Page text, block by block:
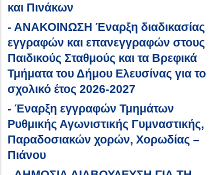
και Πινάκων
- ΑΝΑΚΟΙΝΩΣΗ Έναρξη διαδικασίας
εγγραφών και επανεγγραφών στους
Παιδικούς Σταθμούς και τα Βρεφικά
Τμήματα του Δήμου Ελευσίνας για το
σχολικό έτος 2026-2027
- Έναρξη εγγραφών Τμημάτων
Ρυθμικής Αγωνιστικής Γυμναστικής,
Παραδοσιακών χορών, Χορωδίας –
Πιάνου